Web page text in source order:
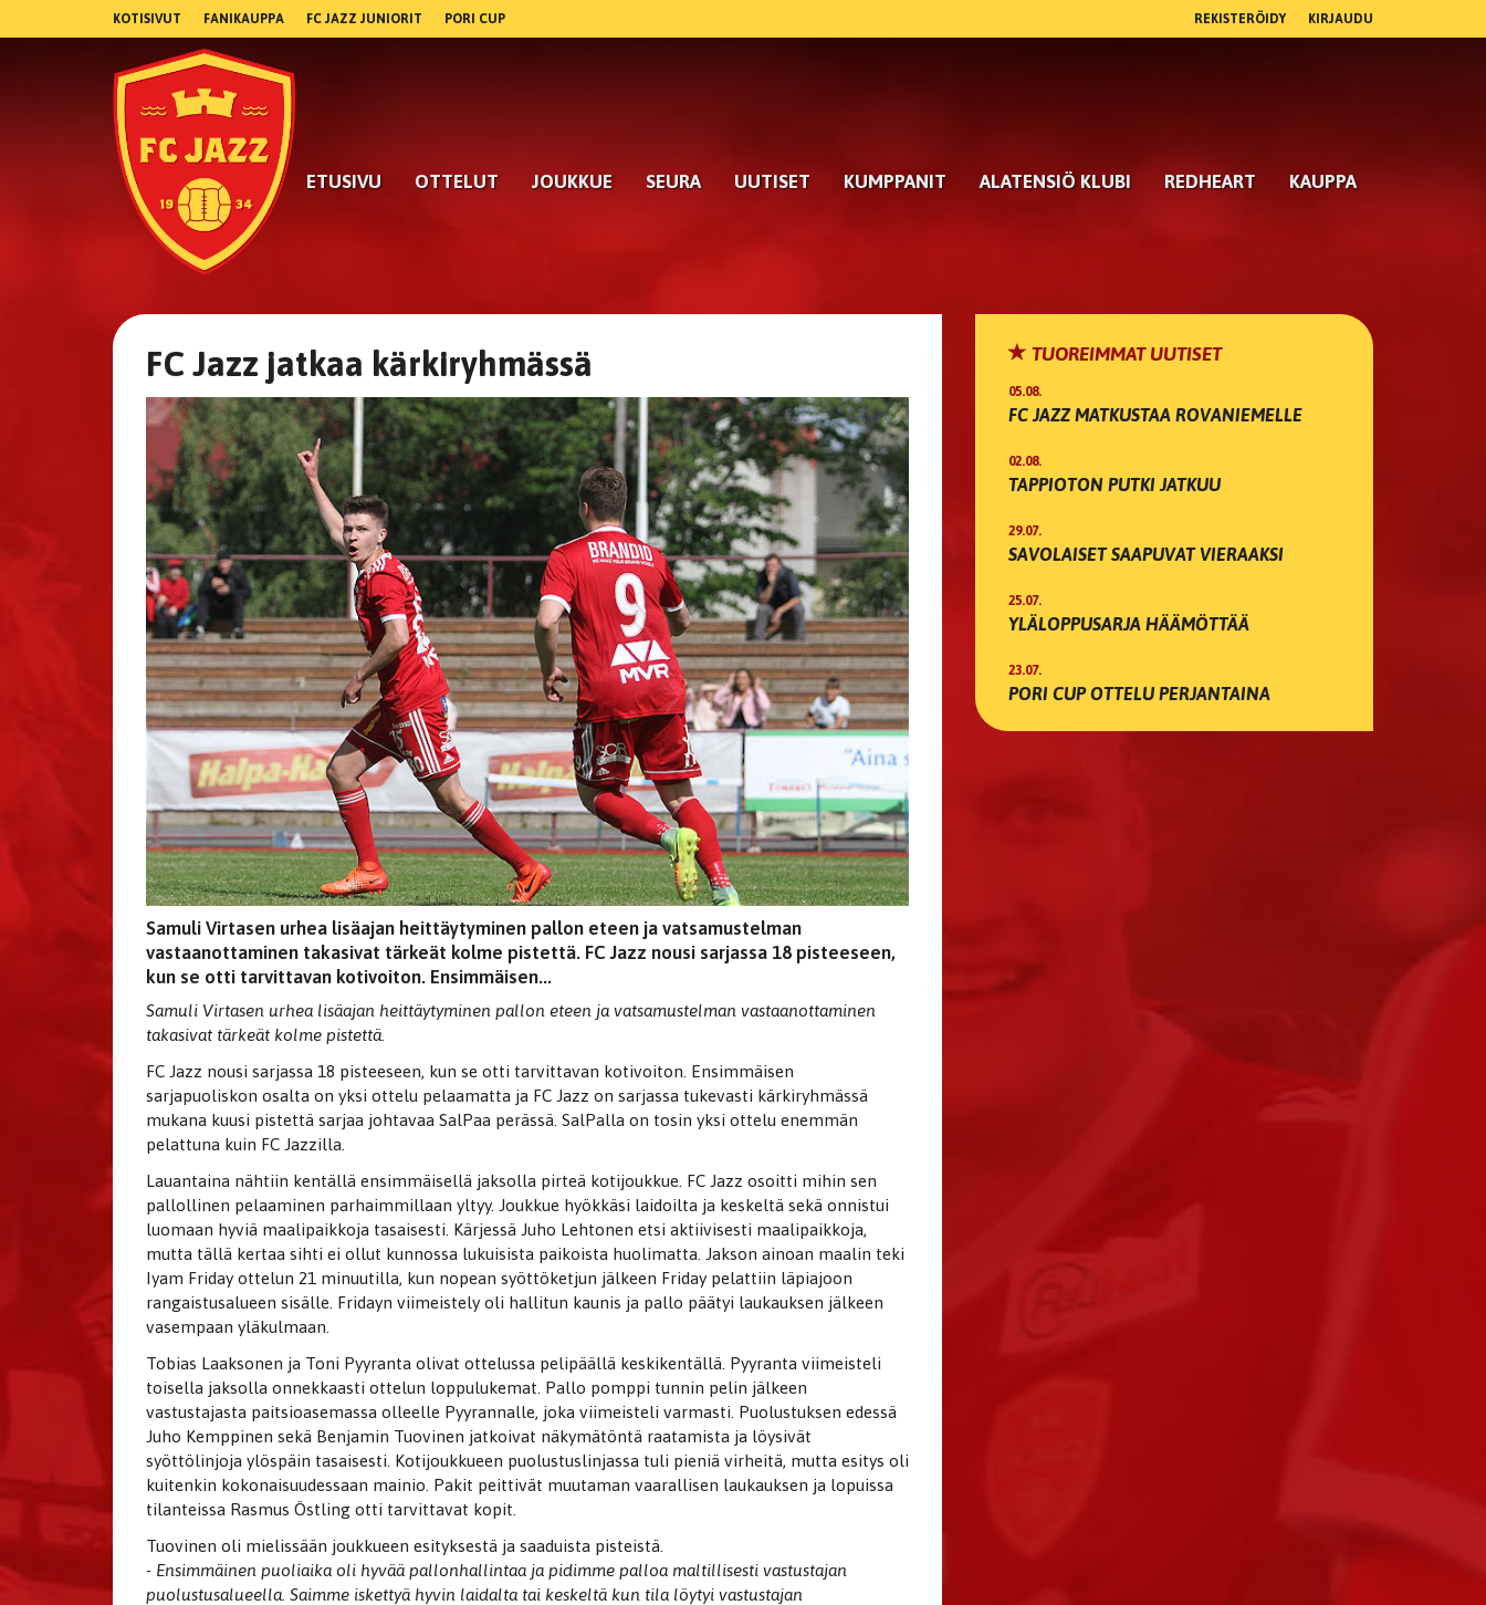
KOTISIVUT FANIKAUPPA FC JAZZ JUNIORIT PORI CUP REKISTERÖIDY KIRJAUDU
ETUSIVU OTTELUT JOUKKUE SEURA UUTISET KUMPPANIT ALATENSIÖ KLUBI REDHEART KAUPPA
FC Jazz jatkaa kärkiryhmässä
Samuli Virtasen urhea lisäajan heittäytyminen pallon eteen ja vatsamustelman
vastaanottaminen takasivat tärkeät kolme pistettä. FC Jazz nousi sarjassa 18 pisteeseen,
kun se otti tarvittavan kotivoiton. Ensimmäisen...
Samuli Virtasen urhea lisäajan heittäytyminen pallon eteen ja vatsamustelman vastaanottaminen
takasivat tärkeät kolme pistettä.
FC Jazz nousi sarjassa 18 pisteeseen, kun se otti tarvittavan kotivoiton. Ensimmäisen
sarjapuoliskon osalta on yksi ottelu pelaamatta ja FC Jazz on sarjassa tukevasti kärkiryhmässä
mukana kuusi pistettä sarjaa johtavaa SalPaa perässä. SalPalla on tosin yksi ottelu enemmän
pelattuna kuin FC Jazzilla.
Lauantaina nähtiin kentällä ensimmäisellä jaksolla pirteä kotijoukkue. FC Jazz osoitti mihin sen
pallollinen pelaaminen parhaimmillaan yltyy. Joukkue hyökkäsi laidoilta ja keskeltä sekä onnistui
luomaan hyviä maalipaikkoja tasaisesti. Kärjessä Juho Lehtonen etsi aktiivisesti maalipaikkoja,
mutta tällä kertaa sihti ei ollut kunnossa lukuisista paikoista huolimatta. Jakson ainoan maalin teki
Iyam Friday ottelun 21 minuutilla, kun nopean syöttöketjun jälkeen Friday pelattiin läpiajoon
rangaistusalueen sisälle. Fridayn viimeistely oli hallitun kaunis ja pallo päätyi laukauksen jälkeen
vasempaan yläkulmaan.
Tobias Laaksonen ja Toni Pyyranta olivat ottelussa pelipäällä keskikentällä. Pyyranta viimeisteli
toisella jaksolla onnekkaasti ottelun loppulukemat. Pallo pomppi tunnin pelin jälkeen
vastustajasta paitsioasemassa olleelle Pyyrannalle, joka viimeisteli varmasti. Puolustuksen edessä
Juho Kemppinen sekä Benjamin Tuovinen jatkoivat näkymätöntä raatamista ja löysivät
syöttölinjoja ylöspäin tasaisesti. Kotijoukkueen puolustuslinjassa tuli pieniä virheitä, mutta esitys oli
kuitenkin kokonaisuudessaan mainio. Pakit peittivät muutaman vaarallisen laukauksen ja lopuissa
tilanteissa Rasmus Östling otti tarvittavat kopit.
Tuovinen oli mielissään joukkueen esityksestä ja saaduista pisteistä.
- Ensimmäinen puoliaika oli hyvää pallonhallintaa ja pidimme palloa maltillisesti vastustajan
puolustusalueella. Saimme iskettyä hyvin laidalta tai keskeltä kun tila löytyi vastustajan
TUOREIMMAT UUTISET
05.08.
FC JAZZ MATKUSTAA ROVANIEMELLE
02.08.
TAPPIOTON PUTKI JATKUU
29.07.
SAVOLAISET SAAPUVAT VIERAAKSI
25.07.
YLÄLOPPUSARJA HÄÄMÖTTÄÄ
23.07.
PORI CUP OTTELU PERJANTAINA